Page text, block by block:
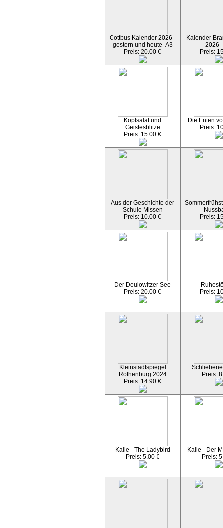
Cottbus Kalender 2026 -
gestern und heute- A3
Preis: 20.00 €
Kalender
2026
Preis:
Kopfsalat und
Geistesblitze
Preis: 15.00 €
Die Enten
Preis:
Aus der Geschichte der
Schule Missen
Preis: 10.00 €
Preis:
Der Deulowitzer See
Preis: 20.00 €
Preis:
Kleinstadtspiegel
Rothenburg 2024
Preis: 14.90 €
Preis:
Kalle - The Ladybird
Preis: 5.00 €
Kalle - Der
Preis: